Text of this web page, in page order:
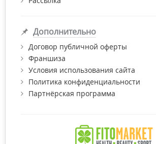
Дополнительно
Договор публичной оферты
Франшиза
Условия использования сайта
Политика конфиденциальности
Партнёрская программа